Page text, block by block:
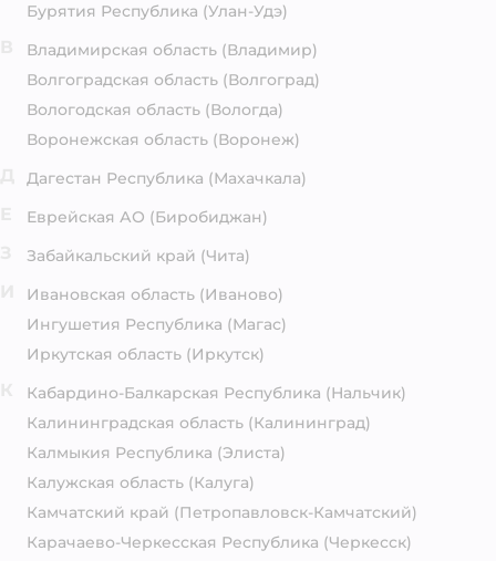
Бурятия Республика (Улан-Удэ)
Владимирская область (Владимир)
Волгоградская область (Волгоград)
Вологодская область (Вологда)
Воронежская область (Воронеж)
Дагестан Республика (Махачкала)
Еврейская АО (Биробиджан)
Забайкальский край (Чита)
Ивановская область (Иваново)
Ингушетия Республика (Магас)
Иркутская область (Иркутск)
Кабардино-Балкарская Республика (Нальчик)
Калининградская область (Калининград)
Калмыкия Республика (Элиста)
Калужская область (Калуга)
Камчатский край (Петропавловск-Камчатский)
Карачаево-Черкесская Республика (Черкесск)